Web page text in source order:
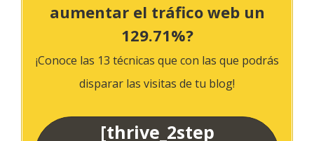
aumentar el tráfico web un
129.71%?
¡Conoce las 13 técnicas que con las que podrás
disparar las visitas de tu blog!
[thrive_2step